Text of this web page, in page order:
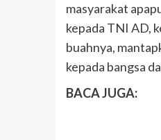
masyarakat
kepada TNI AD,
buahnya,
kepada bangsa
BACA JUGA: